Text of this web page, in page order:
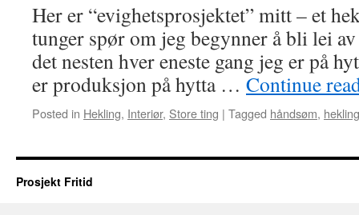
Her er “evighetsprosjektet” mitt – et
tunger spør om jeg begynner å bli lei
det nesten hver eneste gang jeg er på
er produksjon på hytta … Continue
Posted in Hekling, Interiør, Store ting | Tagged håndsøm, hekling
Prosjekt Fritid